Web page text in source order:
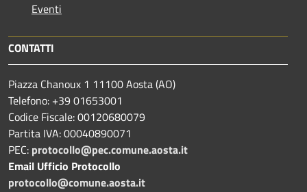
Eventi
CONTATTI
Piazza Chanoux 1 11100 Aosta (AO)
Telefono: +39 01653001
Codice Fiscale: 00120680079
Partita IVA: 00040890071
PEC: protocollo@pec.comune.aosta.it
Email Ufficio Protocollo
protocollo@comune.aosta.it